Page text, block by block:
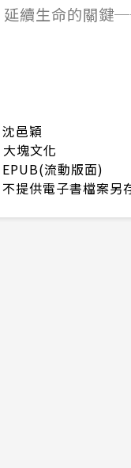
延續生命的關鍵
沈邑穎
大塊文化
EPUB(流動版面)
不提供電子書檔案另